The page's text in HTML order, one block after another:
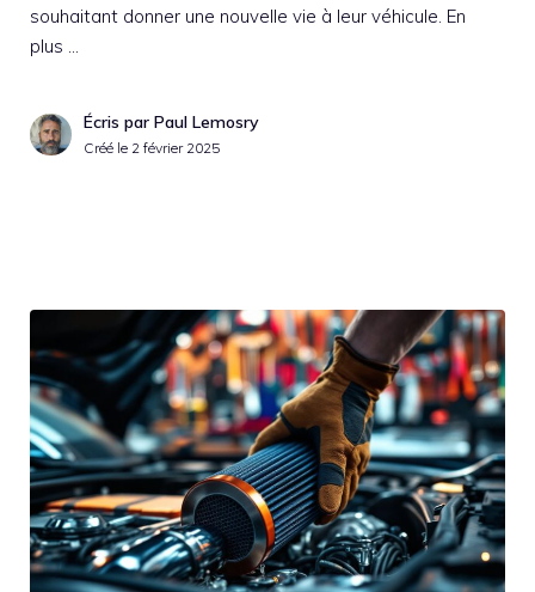
souhaitant donner une nouvelle vie à leur véhicule. En
plus …
Écris par Paul Lemosry
Créé le 2 février 2025